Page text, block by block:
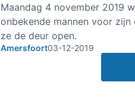
Maandag 4 november 2019
onbekende mannen voor
ze de deur open.
Amersfoort03-12-2019